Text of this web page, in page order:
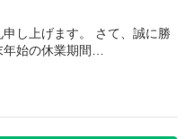
し上げます。 さて、誠に勝
始の休業期間…